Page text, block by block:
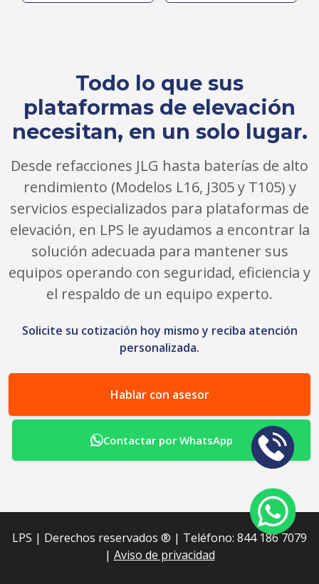
Todo lo que sus
plataformas de elevación
necesitan, en un solo lugar.
Desde refacciones JLG hasta baterías de alto
rendimiento (Modelos L16, J305 y T105) y
servicios especializados para plataformas de
elevación, en LPS le ayudamos a encontrar la
solución adecuada para mantener sus
equipos operando con seguridad, eficiencia y
el respaldo de un equipo experto.
Solicite su cotización hoy mismo y reciba atención
personalizada.
Hablar con asesor
Contactar por WhatsApp
LPS | Derechos reservados ®︎ | Teléfono: 844 186 7079
| Aviso de privacidad